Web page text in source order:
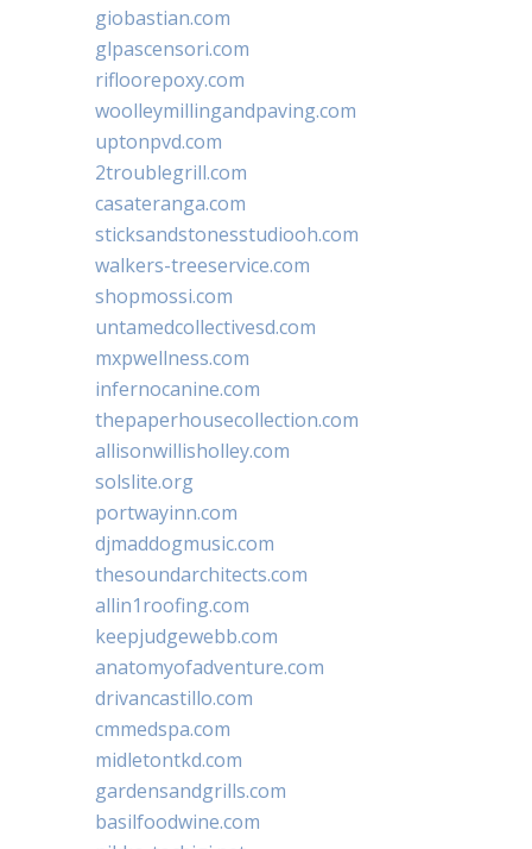
giobastian.com
glpascensori.com
rifloorepoxy.com
woolleymillingandpaving.com
uptonpvd.com
2troublegrill.com
casateranga.com
sticksandstonesstudiooh.com
walkers-treeservice.com
shopmossi.com
untamedcollectivesd.com
mxpwellness.com
infernocanine.com
thepaperhousecollection.com
allisonwillisholley.com
solslite.org
portwayinn.com
djmaddogmusic.com
thesoundarchitects.com
allin1roofing.com
keepjudgewebb.com
anatomyofadventure.com
drivancastillo.com
cmmedspa.com
midletontkd.com
gardensandgrills.com
basilfoodwine.com